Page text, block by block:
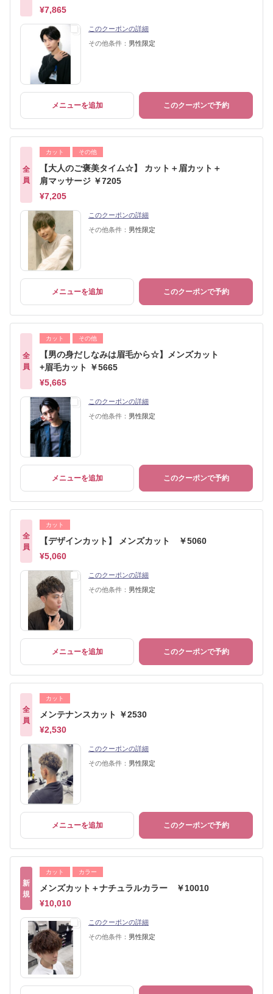
¥7,865
このクーポンの詳細
その他条件： 男性限定
メニューを追加 このクーポンで予約
全
員
カット その他
【大人のご褒美タイム☆】 カット＋眉カット＋
肩マッサージ ￥7205
¥7,205
このクーポンの詳細
その他条件： 男性限定
メニューを追加 このクーポンで予約
全
員
カット その他
【男の身だしなみは眉毛から☆】メンズカット
+眉毛カット ￥5665
¥5,665
このクーポンの詳細
その他条件： 男性限定
メニューを追加 このクーポンで予約
全
員
カット
【デザインカット】 メンズカット ￥5060
¥5,060
このクーポンの詳細
その他条件： 男性限定
メニューを追加 このクーポンで予約
全
員
カット
メンテナンスカット ￥2530
¥2,530
このクーポンの詳細
その他条件： 男性限定
メニューを追加 このクーポンで予約
新
規
カット カラー
メンズカット＋ナチュラルカラー ￥10010
¥10,010
このクーポンの詳細
その他条件： 男性限定